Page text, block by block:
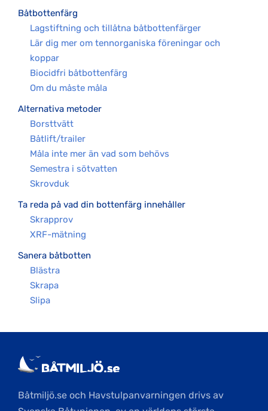
Båtbottenfärg
Lagstiftning och tillåtna båtbottenfärger
Lär dig mer om tennorganiska föreningar och
koppar
Biocidfri båtbottenfärg
Om du måste måla
Alternativa metoder
Borsttvätt
Båtlift/trailer
Måla inte mer än vad som behövs
Semestra i sötvatten
Skrovduk
Ta reda på vad din bottenfärg innehåller
Skrapprov
XRF-mätning
Sanera båtbotten
Blästra
Skrapa
Slipa
Båtmiljö.se och Havstulpanvarningen drivs av